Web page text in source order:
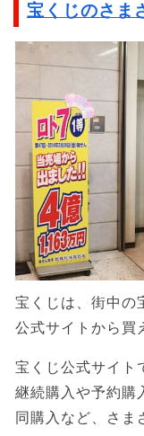
宝くじのさま
宝くじは、街中の
公式サイトから買
宝くじ公式サイト
継続購入や予約購
同購入など、さま